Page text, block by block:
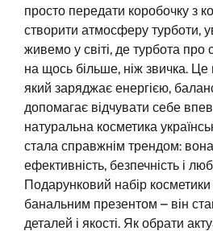
просто передати коробочку з
створити атмосферу турботи,
живемо у світі, де турбота про
на щось більше, ніж звичка.
який заряджає енергією,
допомагає відчувати себе
натуральна косметика
стала справжнім трендом:
ефективність, безпечність і
Подарунковий набір
банальним презентом – він
деталей і якості. Як обрати